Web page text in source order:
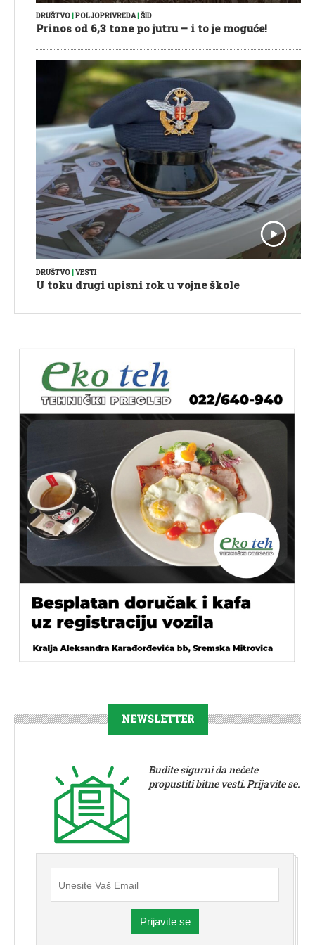
DRUŠTVO|POLJOPRIVREDA|ŠID
Prinos od 6,3 tone po jutru – i to je moguće!
DRUŠTVO|VESTI
U toku drugi upisni rok u vojne škole
NEWSLETTER
Budite sigurni da nećete
propustiti bitne vesti. Prijavite se.
Prijavite se